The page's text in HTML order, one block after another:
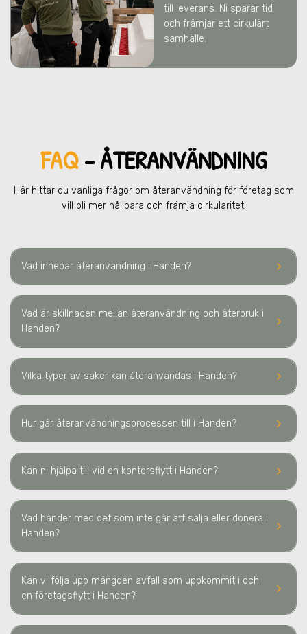
till leverans. Ni sparar tid
och främjar ett cirkulärt
samhälle.
FAQ– ÅTERANVÄNDNING
Här hittar du vanliga frågor om återanvändning för företag som
vill bli mer hållbara och främja cirkularitet.
keyboard_arrow_right
Vad innebär återanvändning i Handen?
keyboard_arrow_right
Vad är skillnaden mellan återanvändning och återbruk i
Handen?
keyboard_arrow_right
Vilka typer av saker kan återanvändas i Handen?
keyboard_arrow_right
Hur går återanvändningsprocessen till i Handen?
keyboard_arrow_right
Kan ni hjälpa till vid en kontorsflytt i Handen?
keyboard_arrow_right
Vad händer med det som inte går att sälja eller donera i
Handen?
keyboard_arrow_right
Kan vi följa upp mängden avfall som uppkommit i och
en företagsflytt i Handen?